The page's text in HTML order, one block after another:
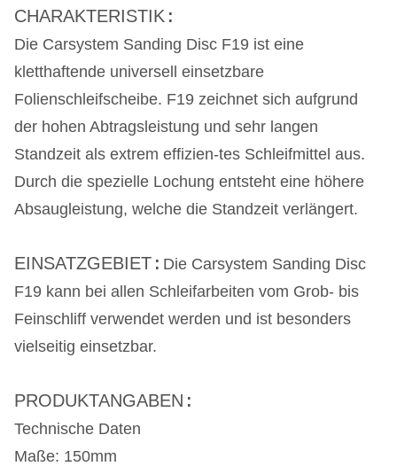
CHARAKTERISTIK :
Die Carsystem Sanding Disc F19 ist eine
kletthaftende universell einsetzbare
Folienschleifscheibe. F19 zeichnet sich aufgrund
der hohen Abtragsleistung und sehr langen
Standzeit als extrem effizien-tes Schleifmittel aus.
Durch die spezielle Lochung entsteht eine höhere
Absaugleistung, welche die Standzeit verlängert.
EINSATZGEBIET : Die Carsystem Sanding Disc
F19 kann bei allen Schleifarbeiten vom Grob- bis
Feinschliff verwendet werden und ist besonders
vielseitig einsetzbar.
PRODUKTANGABEN :
Technische Daten
Maße: 150mm